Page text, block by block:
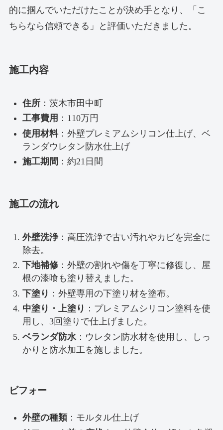
的に掴んでいただけたことが決め手となり、「こ
ちらなら信頼できる」と評価いただきました。
施工内容
住所：茨木市田中町
工事費用 ：110万円
使用材料：外壁プレミアムシリコン仕上げ、ベ
ランダウレタン防水仕上げ
施工期間 ：約21日間
施工の流れ
外壁洗浄：高圧洗浄で古い汚れやカビを完全に
除去。
下地補修：外壁の割れや傷を丁寧に修復し、屋
根の漆喰も塗り替えました。
下塗り ：外壁専用の下塗り材を塗布。
中塗り・上塗り ：プレミアムシリコン塗料を使
用し、3回塗りで仕上げました。
ベランダ防水：ウレタン防水材を使用し、しっ
かりと防水加工を施しました。
ビフォー
外壁の種類：モルタル仕上げ